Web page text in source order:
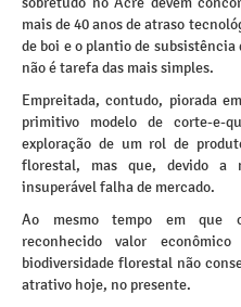
mais de 40 anos de atraso
de boi e o plantio de
não é tarefa das mais simples.
Empreitada, contudo, piorada
primitivo modelo de corte-e-
exploração de um rol de
florestal, mas que, devido a
insuperável falha de mercado.
Ao mesmo tempo em que
reconhecido valor
biodiversidade florestal não
atrativo hoje, no presente.